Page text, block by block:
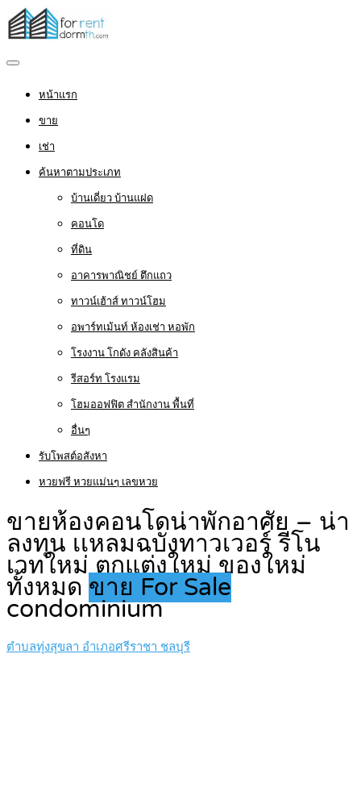
หน้าแรก
ขาย
เช่า
ค้นหาตามประเภท
บ้านเดี่ยว บ้านแฝด
คอนโด
ที่ดิน
อาคารพาณิชย์ ตึกแถว
ทาวน์เฮ้าส์ ทาวน์โฮม
อพาร์ทเม้นท์ ห้องเช่า หอพัก
โรงงาน โกดัง คลังสินค้า
รีสอร์ท โรงแรม
โฮมออฟฟิต สำนักงาน พื้นที่
อื่นๆ
รับโพสต์อสังหา
หวยฟรี หวยแม่นๆ เลขหวย
ขายห้องคอนโดน่าพักอาศัย – น่า
ลงทุน เเหลมฉบังทาวเวอร์ รีโน
เวทใหม่ ตกแต่งใหม่ ของใหม่
ทั้งหมด ขาย For Sale
condominium
ตำบลทุ่งสุขลา อำเภอศรีราชา ชลบุรี